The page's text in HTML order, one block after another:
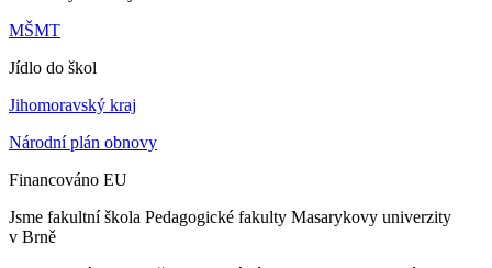
MŠMT
Jídlo do škol
Jihomoravský kraj
Národní plán obnovy
Financováno EU
Jsme fakultní škola Pedagogické fakulty Masarykovy univerzity
v Brně